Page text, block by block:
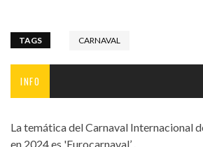
TAGS CARNAVAL
INFO
La temática del Carnaval Internacional
en 2024 es 'Eurocarnaval’ .